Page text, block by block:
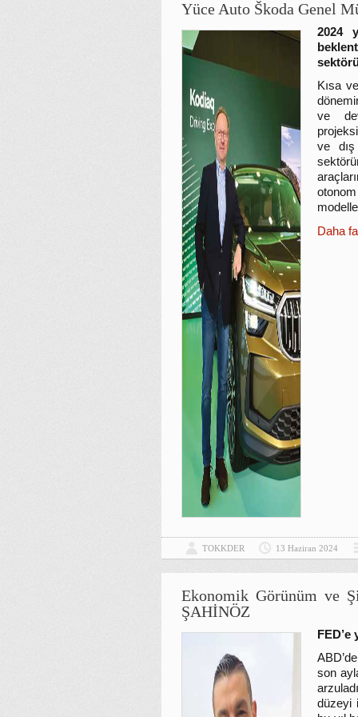
Yüce Auto Škoda Genel
2024
Kısa
ve
ve dış
Daha
TOKKDER 13 Haziran 2024
Ekonomik Görünüm ve
ŞAHİNÖZ
son
düzeyi